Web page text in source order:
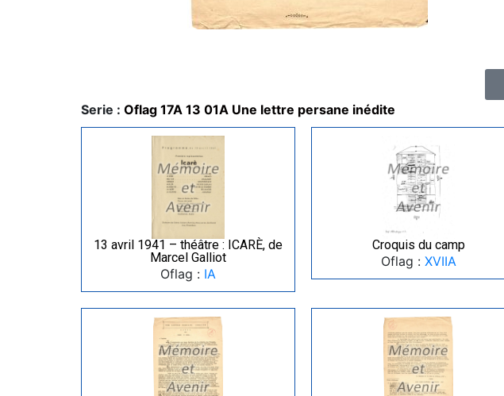
Serie : Oflag 17A 13 01A Une lettre persane inédite
13 avril 1941 – théâtre : ICARÈ, de
Marcel Galliot
Oflag : IA
Croquis du camp
Oflag : XVIIA